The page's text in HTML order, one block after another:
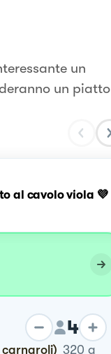
un
un piatto
al cavolo viola 💜
4
carnaroli) 320 g